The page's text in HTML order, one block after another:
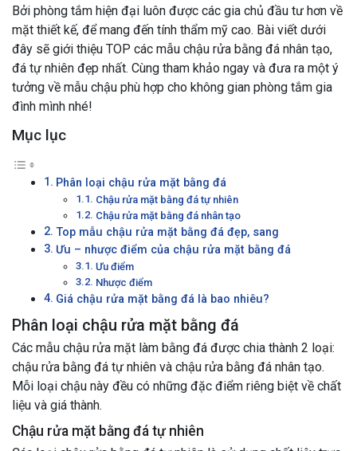
Bởi phòng tắm hiện đại luôn được các gia chủ đầu tư hơn về
mặt thiết kế, để mang đến tính thẩm mỹ cao. Bài viết dưới
đây sẽ giới thiệu TOP các mẫu chậu rửa bằng đá nhân tạo,
đá tự nhiên đẹp nhất. Cùng tham khảo ngay và đưa ra một ý
tưởng về mẫu chậu phù hợp cho không gian phòng tắm gia
đình mình nhé!
Mục lục
Phân loại chậu rửa mặt bằng đá
Chậu rửa mặt bằng đá tự nhiên
Chậu rửa mặt bằng đá nhân tạo
Top mẫu chậu rửa mặt bằng đá đẹp, sang
Ưu – nhược điểm của chậu rửa mặt bằng đá
Ưu điểm
Nhược điểm
Giá chậu rửa mặt bằng đá là bao nhiêu?
Phân loại chậu rửa mặt bằng đá
Các mẫu chậu rửa mặt làm bằng đá được chia thành 2 loại:
chậu rửa bằng đá tự nhiên và chậu rửa bằng đá nhân tạo.
Mỗi loại chậu này đều có những đặc điểm riêng biệt về chất
liệu và giá thành.
Chậu rửa mặt bằng đá tự nhiên